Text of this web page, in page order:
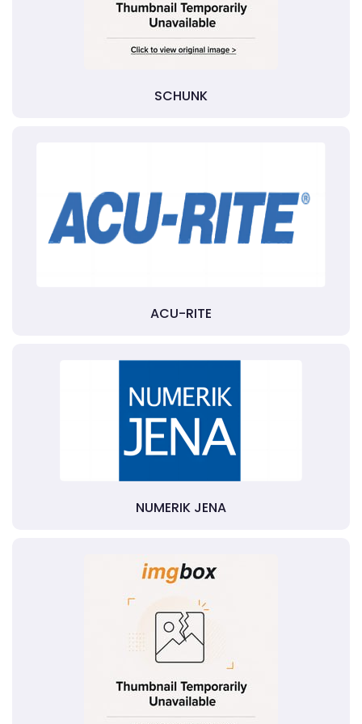
SCHUNK
ACU-RITE
NUMERIK JENA